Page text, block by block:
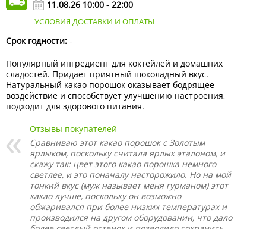
11.08.26 10:00 - 22:00
УСЛОВИЯ ДОСТАВКИ И ОПЛАТЫ
Срок годности: -
Популярный ингредиент для коктейлей и домашних
сладостей. Придает приятный шоколадный вкус.
Натуральный какао порошок оказывает бодрящее
воздействие и способствует улучшению настроения,
подходит для здорового питания.
Отзывы покупателей
Сравниваю этот какао порошок с Золотым
ярлыком, поскольку считала ярлык эталоном, и
скажу так: цвет этого какао порошка немного
светлее, и это поначалу насторожило. Но на мой
тонкий вкус (муж называет меня гурманом) этот
какао лучше, поскольку он возможно
обжаривался при более низких температурах и
производился на другом оборудовании, что дало